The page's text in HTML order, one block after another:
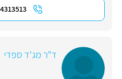
ד"ר מג'ד ספדי